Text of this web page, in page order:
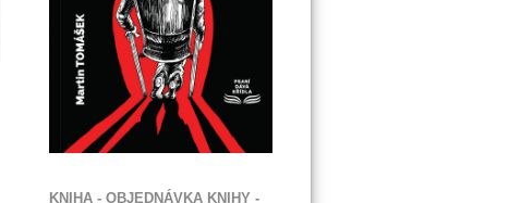
KNIHA - OBJEDNÁVKA KNIHY -